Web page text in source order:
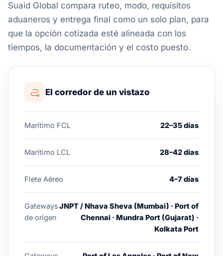
Suaid Global compara ruteo, modo, requisitos
aduaneros y entrega final como un solo plan, para
que la opción cotizada esté alineada con los
tiempos, la documentación y el costo puesto.
El corredor de un vistazo
Marítimo FCL 22–35 días
Marítimo LCL 28–42 días
Flete Aéreo 4–7 días
Gateways
de origen
JNPT / Nhava Sheva (Mumbai) · Port of
Chennai · Mundra Port (Gujarat) ·
Kolkata Port